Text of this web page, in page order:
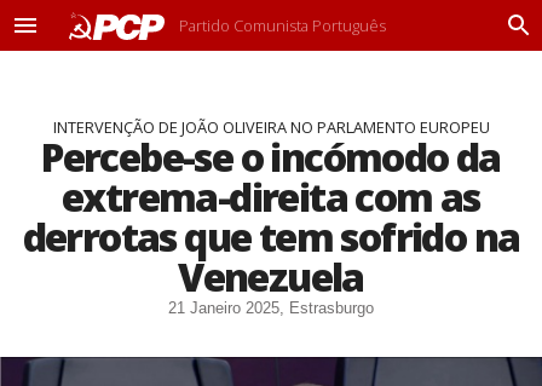
M
Partido Comunista Português
P
INTERVENÇÃO DE JOÃO OLIVEIRA NO PARLAMENTO EUROPEU
Percebe-se o incómodo da
extrema-direita com as
derrotas que tem sofrido na
Venezuela
21 Janeiro 2025, Estrasburgo